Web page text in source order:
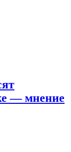
— мнение